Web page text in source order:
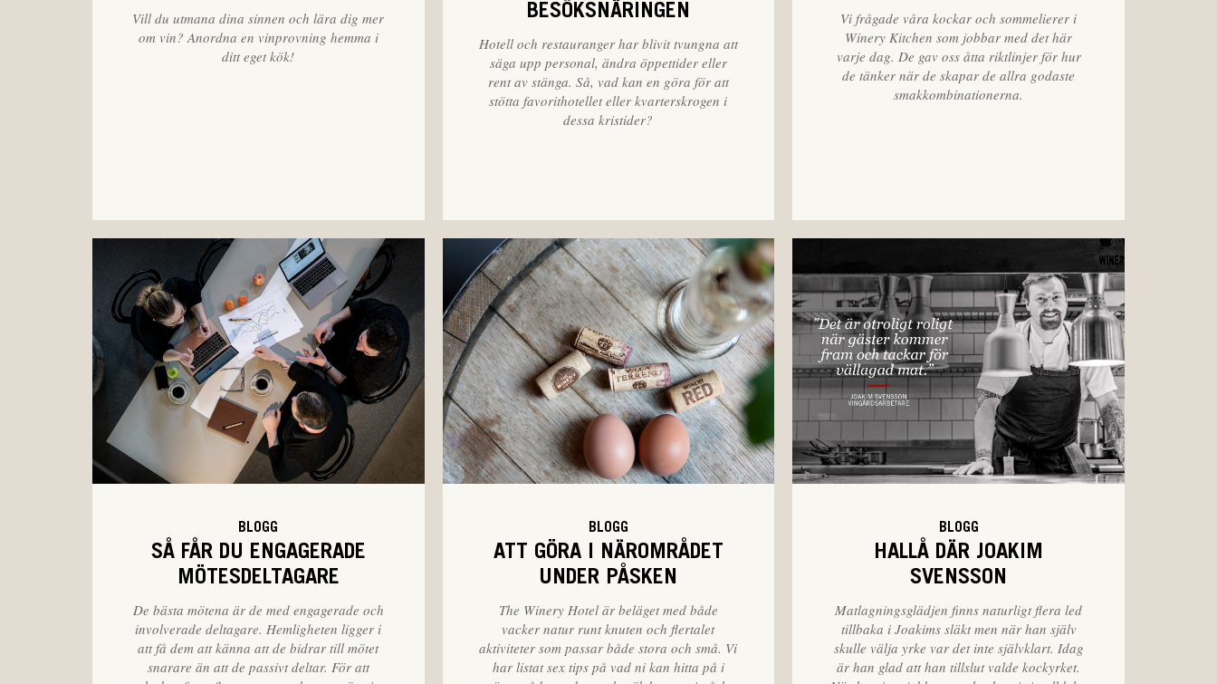
Vill du utmana dina sinnen och lära dig mer
om vin? Anordna en vinprovning hemma i
ditt eget kök!
BESÖKSNÄRINGEN
Hotell och restauranger har blivit tvungna att
säga upp personal, ändra öppettider eller
rent av stänga. Så, vad kan en göra för att
stötta favorithotellet eller kvarterskrogen i
dessa kristider?
Vi frågade våra kockar och sommelierer i
Winery Kitchen som jobbar med det här
varje dag. De gav oss åtta riktlinjer för hur
de tänker när de skapar de allra godaste
smakkombinationerna.
BLOGG
SÅ FÅR DU ENGAGERADE
MÖTESDELTAGARE
De bästa mötena är de med engagerade och
involverade deltagare. Hemligheten ligger i
att få dem att känna att de bidrar till mötet
snarare än att de passivt deltar. För att
BLOGG
ATT GÖRA I NÄROMRÅDET
UNDER PÅSKEN
The Winery Hotel är beläget med både
vacker natur runt knuten och flertalet
aktiviteter som passar både stora och små. Vi
har listat sex tips på vad ni kan hitta på i
BLOGG
HALLÅ DÄR JOAKIM
SVENSSON
Matlagningsglädjen finns naturligt flera led
tillbaka i Joakims släkt men när han själv
skulle välja yrke var det inte självklart. Idag
är han glad att han tillslut valde kockyrket.